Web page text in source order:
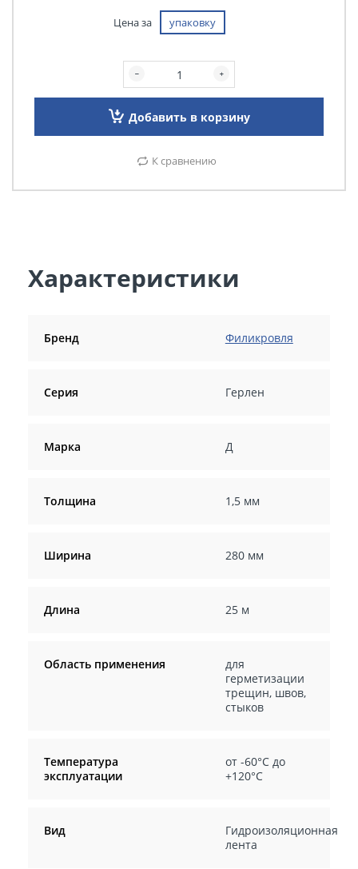
Цена за упаковку
Добавить в корзину
К сравнению
Характеристики
Бренд Филикровля
Серия Герлен
Марка Д
Толщина 1,5 мм
Ширина 280 мм
Длина 25 м
Область применения
для
герметизации
трещин, швов,
стыков
Температура
эксплуатации
от -60°C до
+120°C
Вид
Гидроизоляционная
лента